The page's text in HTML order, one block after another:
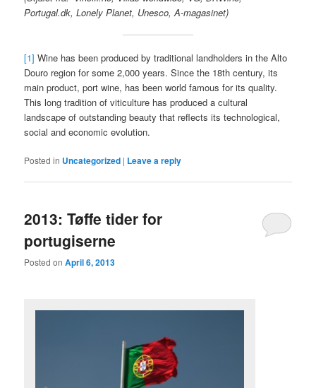
Portugal.dk, Lonely Planet, Unesco, A-magasinet)
[1] Wine has been produced by traditional landholders in the Alto
Douro region for some 2,000 years. Since the 18th century, its
main product, port wine, has been world famous for its quality.
This long tradition of viticulture has produced a cultural
landscape of outstanding beauty that reflects its technological,
social and economic evolution.
Posted in Uncategorized | Leave a reply
2013: Tøffe tider for
portugiserne
Posted onApril 6, 2013